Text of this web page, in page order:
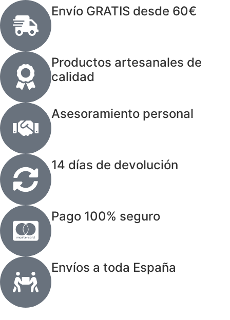
Envío GRATIS desde 60€
Productos artesanales de
calidad
Asesoramiento personal
14 días de devolución
Pago 100% seguro
Envíos a toda España